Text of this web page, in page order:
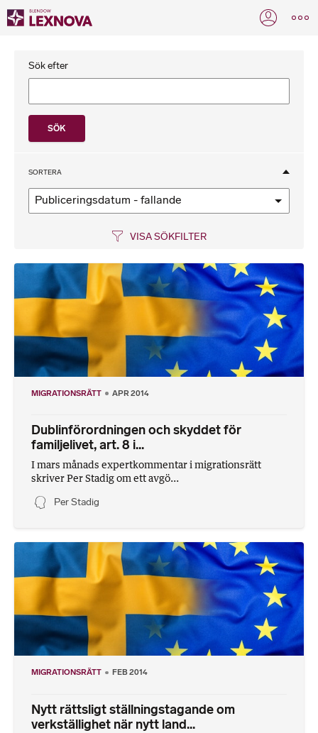
Sök efter
SORTERA
Publiceringsdatum - fallande
VISA SÖKFILTER
MIGRATIONSRÄTT APR 2014
Dublinförordningen och skyddet för
familjelivet, art. 8 i...
I mars månads expertkommentar i migrationsrätt
skriver Per Stadig om ett avgö...
Per Stadig
MIGRATIONSRÄTT FEB 2014
Nytt rättsligt ställningstagande om
verkställighet när nytt land...